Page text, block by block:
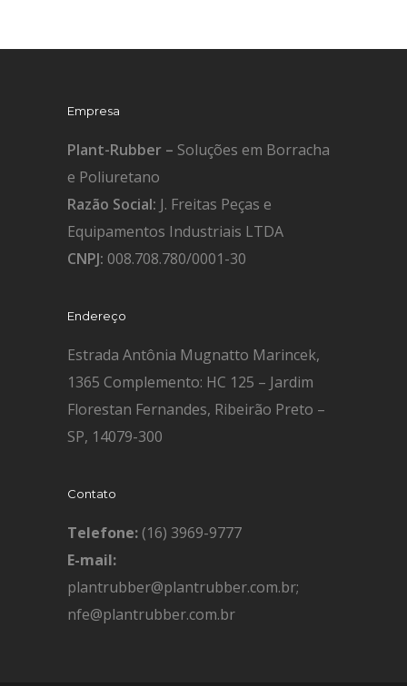
Empresa
Plant-Rubber – Soluções em Borracha
e Poliuretano
Razão Social: J. Freitas Peças e
Equipamentos Industriais LTDA
CNPJ: 008.708.780/0001-30
Endereço
Estrada Antônia Mugnatto Marincek,
1365 Complemento: HC 125 – Jardim
Florestan Fernandes, Ribeirão Preto –
SP, 14079-300
Contato
Telefone: (16) 3969-9777
E-mail:
plantrubber@plantrubber.com.br;
nfe@plantrubber.com.br